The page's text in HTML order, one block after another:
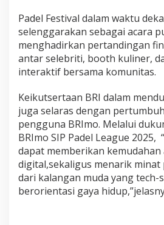
Padel Festival dalam waktu
selenggarakan sebagai acara
menghadirkan pertandingan
antar selebriti, booth kuliner,
interaktif bersama komunitas.
Keikutsertaan BRI dalam
juga selaras dengan
pengguna BRImo. Melalui
BRImo SIP Padel League 2025,
dapat memberikan kemudahan
digital,sekaligus menarik
dari kalangan muda yang tech-
berorientasi gaya